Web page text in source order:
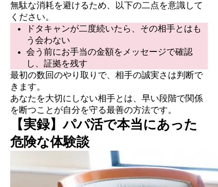
無駄な消耗を避けるため、以下の二点を意識して
ください。
ドタキャンが二度続いたら、その相手とはも
う会わない
会う前にお手当の金額をメッセージで確認
し、証拠を残す
最初の数回のやり取りで、相手の誠実さは判断で
きます。
あなたを大切にしない相手とは、早い段階で関係
を断つことが自分を守る最善の方法です。
【実録】パパ活で本当にあった
危険な体験談